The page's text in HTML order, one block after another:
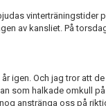
vinterträningstider
av kansliet. På
igen. Och jag tror att
som halkade omkull
anstränga oss på